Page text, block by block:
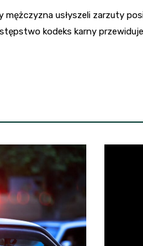
mężczyzna usłyszeli zarzuty
kodeks karny